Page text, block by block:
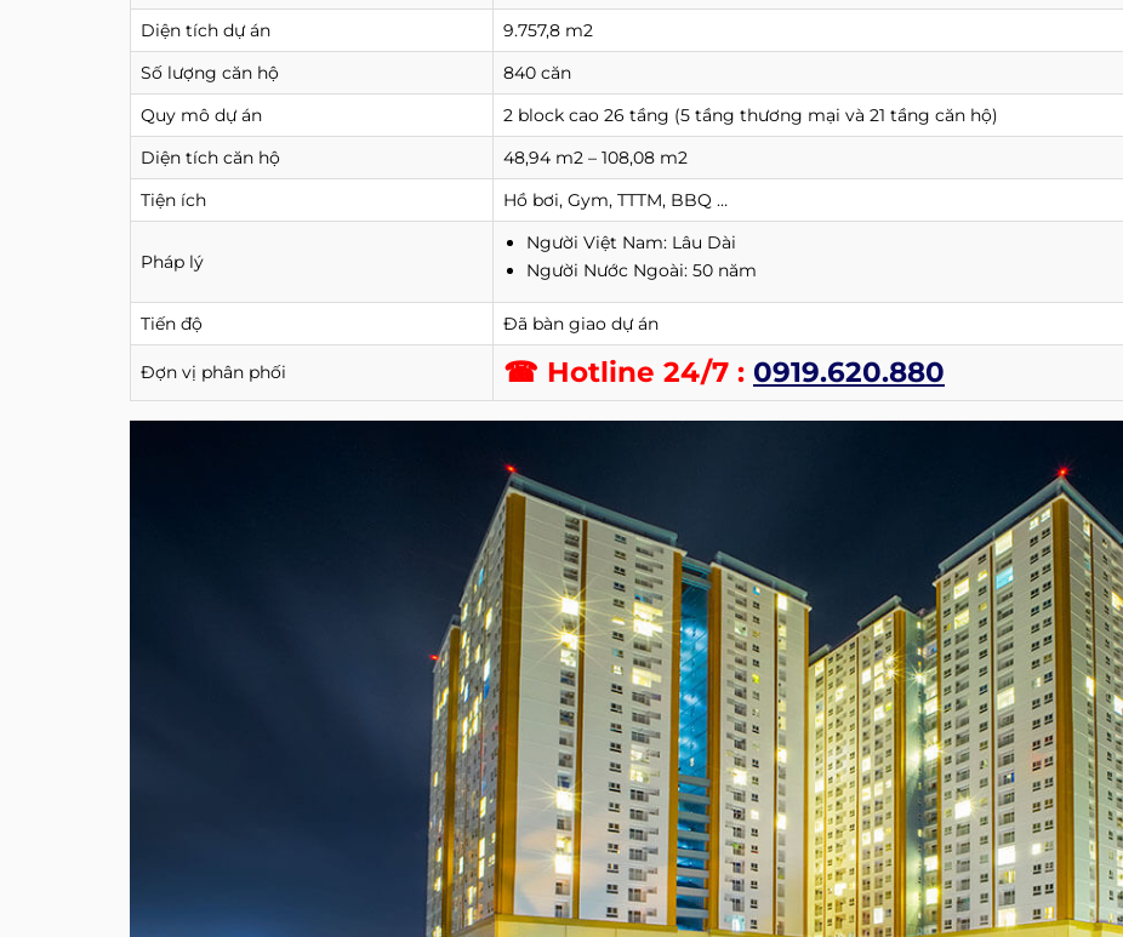
Diện tích dự án
9.757,8 m2
Số lượng căn hộ
840 căn
Quy mô dự án
2 block cao 26 tầng (5 tầng thương mại và 21 tầng căn hộ)
Diện tích căn hộ
48,94 m2 – 108,08 m2
Tiện ích
Hồ bơi, Gym, TTTM, BBQ …
Pháp lý
Người Việt Nam: Lâu Dài
Người Nước Ngoài: 50 năm
Tiến độ Đã bàn giao dự án
Đợn vị phân phối ☎ Hotline 24/7 : 0919.620.880